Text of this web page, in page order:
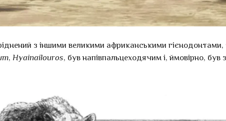
з іншими великими африканськими
, Hyainailouros, був напівпальцеходячим і, ймовірно, був